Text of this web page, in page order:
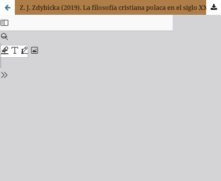
Z. J. Zdybicka (2019). La filosofía cristiana polaca en el siglo XX